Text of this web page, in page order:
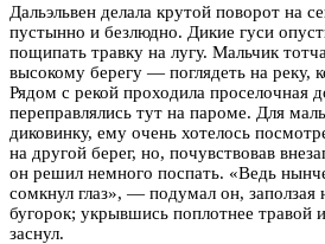
Дальэльвен делала крутой поворот на
пустынно и безлюдно. Дикие гуси
пощипать травку на лугу. Мальчик
высокому берегу — поглядеть на реку,
Рядом с рекой проходила проселочная
переправлялись тут на пароме. Для
диковинку, ему очень хотелось
на другой берег, но, почувствовав
он решил немного поспать. «Ведь
сомкнул глаз», — подумал он, заползая
бугорок; укрывшись поплотнее травой
заснул.